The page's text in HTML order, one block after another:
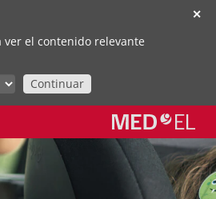
✕
ver el contenido relevante
Continuar